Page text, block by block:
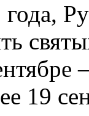
19